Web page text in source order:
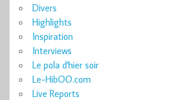
Divers
Highlights
Inspiration
Interviews
Le pola d'hier soir
Le-HibOO.com
Live Reports